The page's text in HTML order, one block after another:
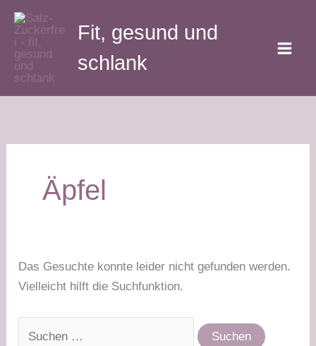
Zum
Inhalt
springen
Fit, gesund und
schlank
Äpfel
Das Gesuchte konnte leider nicht gefunden werden.
Vielleicht hilft die Suchfunktion.